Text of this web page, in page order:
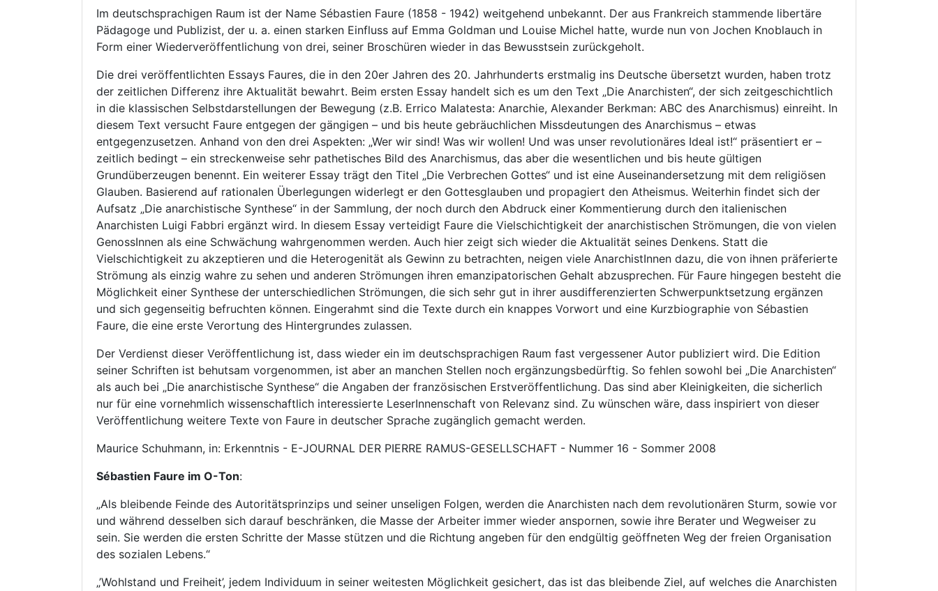
Im deutschsprachigen Raum ist der Name Sébastien Faure (1858 - 1942) weitgehend unbekannt. Der aus Frankreich stammende libertäre
Pädagoge und Publizist, der u. a. einen starken Einfluss auf Emma Goldman und Louise Michel hatte, wurde nun von Jochen Knoblauch in
Form einer Wiederveröffentlichung von drei, seiner Broschüren wieder in das Bewusstsein zurückgeholt.
Die drei veröffentlichten Essays Faures, die in den 20er Jahren des 20. Jahrhunderts erstmalig ins Deutsche übersetzt wurden, haben trotz
der zeitlichen Differenz ihre Aktualität bewahrt. Beim ersten Essay handelt sich es um den Text „Die Anarchisten“, der sich zeitgeschichtlich
in die klassischen Selbstdarstellungen der Bewegung (z.B. Errico Malatesta: Anarchie, Alexander Berkman: ABC des Anarchismus) einreiht. In
diesem Text versucht Faure entgegen der gängigen – und bis heute gebräuchlichen Missdeutungen des Anarchismus – etwas
entgegenzusetzen. Anhand von den drei Aspekten: „Wer wir sind! Was wir wollen! Und was unser revolutionäres Ideal ist!“ präsentiert er –
zeitlich bedingt – ein streckenweise sehr pathetisches Bild des Anarchismus, das aber die wesentlichen und bis heute gültigen
Grundüberzeugen benennt. Ein weiterer Essay trägt den Titel „Die Verbrechen Gottes“ und ist eine Auseinandersetzung mit dem religiösen
Glauben. Basierend auf rationalen Überlegungen widerlegt er den Gottesglauben und propagiert den Atheismus. Weiterhin findet sich der
Aufsatz „Die anarchistische Synthese“ in der Sammlung, der noch durch den Abdruck einer Kommentierung durch den italienischen
Anarchisten Luigi Fabbri ergänzt wird. In diesem Essay verteidigt Faure die Vielschichtigkeit der anarchistischen Strömungen, die von vielen
GenossInnen als eine Schwächung wahrgenommen werden. Auch hier zeigt sich wieder die Aktualität seines Denkens. Statt die
Vielschichtigkeit zu akzeptieren und die Heterogenität als Gewinn zu betrachten, neigen viele AnarchistInnen dazu, die von ihnen präferierte
Strömung als einzig wahre zu sehen und anderen Strömungen ihren emanzipatorischen Gehalt abzusprechen. Für Faure hingegen besteht die
Möglichkeit einer Synthese der unterschiedlichen Strömungen, die sich sehr gut in ihrer ausdifferenzierten Schwerpunktsetzung ergänzen
und sich gegenseitig befruchten können. Eingerahmt sind die Texte durch ein knappes Vorwort und eine Kurzbiographie von Sébastien
Faure, die eine erste Verortung des Hintergrundes zulassen.
Der Verdienst dieser Veröffentlichung ist, dass wieder ein im deutschsprachigen Raum fast vergessener Autor publiziert wird. Die Edition
seiner Schriften ist behutsam vorgenommen, ist aber an manchen Stellen noch ergänzungsbedürftig. So fehlen sowohl bei „Die Anarchisten“
als auch bei „Die anarchistische Synthese“ die Angaben der französischen Erstveröffentlichung. Das sind aber Kleinigkeiten, die sicherlich
nur für eine vornehmlich wissenschaftlich interessierte LeserInnenschaft von Relevanz sind. Zu wünschen wäre, dass inspiriert von dieser
Veröffentlichung weitere Texte von Faure in deutscher Sprache zugänglich gemacht werden.
Maurice Schuhmann, in: Erkenntnis - E-JOURNAL DER PIERRE RAMUS-GESELLSCHAFT - Nummer 16 - Sommer 2008
Sébastien Faure im O-Ton:
„Als bleibende Feinde des Autoritätsprinzips und seiner unseligen Folgen, werden die Anarchisten nach dem revolutionären Sturm, sowie vor
und während desselben sich darauf beschränken, die Masse der Arbeiter immer wieder anspornen, sowie ihre Berater und Wegweiser zu
sein. Sie werden die ersten Schritte der Masse stützen und die Richtung angeben für den endgültig geöffneten Weg der freien Organisation
des sozialen Lebens.“
„’Wohlstand und Freiheit’, jedem Individuum in seiner weitesten Möglichkeit gesichert, das ist das bleibende Ziel, auf welches die Anarchisten